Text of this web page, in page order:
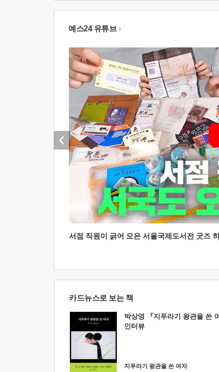
예스24 유튜브
서점 직원이 긁어 모은 서울국제도서전 굿즈
카드뉴스로 보는 책
박상영 『지푸라기 왕관을 쓴
인터뷰
지푸라기 왕관을 쓴 여자